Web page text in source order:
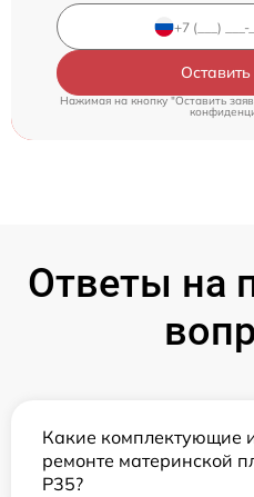
Нажимая на кнопку "Оставить
Ответы на
Какие комплектующие
ремонте материнской
P35?